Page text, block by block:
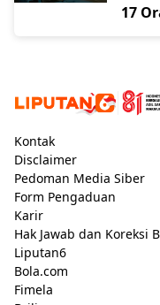
17
Kontak
Disclaimer
Pedoman Media Siber
Form Pengaduan
Karir
Hak Jawab dan Koreksi
Liputan6
Bola.com
Fimela